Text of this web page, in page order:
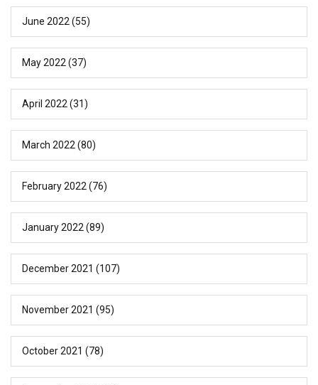
June 2022 (55)
May 2022 (37)
April 2022 (31)
March 2022 (80)
February 2022 (76)
January 2022 (89)
December 2021 (107)
November 2021 (95)
October 2021 (78)